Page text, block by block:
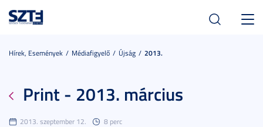
Hírek, Események Médiafigyelő Újság 2013.
Print - 2013. március
2013. szeptember 12. 8 perc